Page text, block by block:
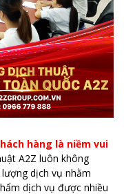
hàng là niềm vui
A2Z luôn không
dịch vụ nhằm
dịch vụ được nhiều